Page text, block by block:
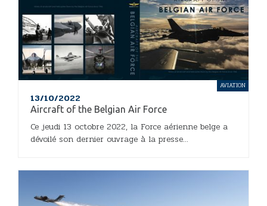
13/10/2022
Aircraft of the Belgian Air Force
Ce jeudi 13 octobre 2022, la Force aérienne belge a
dévoilé son dernier ouvrage à la presse...
AVIATION